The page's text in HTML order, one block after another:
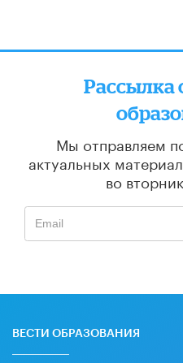
Рассылка
Мы отправляем
актуальных
во
ВЕСТИ ОБРАЗОВАНИЯ